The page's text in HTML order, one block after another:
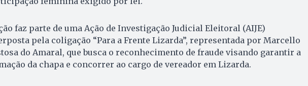
faz parte de uma Ação de Investigação Judicial Eleitoral (AIJE)
pela coligação “Para a Frente Lizarda”, representada por Marcello
do Amaral, que busca o reconhecimento de fraude visando garantir a
da chapa e concorrer ao cargo de vereador em Lizarda.